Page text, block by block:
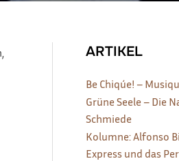
ARTIKEL
Be Chiqúe! –
Grüne Seele – Die
Schmiede
Kolumne: Alfonso
Express und das